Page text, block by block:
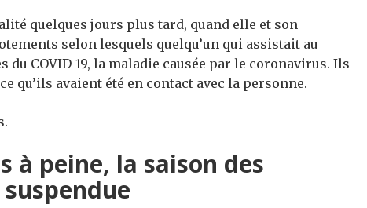
quelques jours plus tard, quand elle et son
selon lesquels quelqu’un qui assistait au
COVID-19, la maladie causée par le coronavirus. Ils
qu’ils avaient été en contact avec la personne.
à peine, la saison des